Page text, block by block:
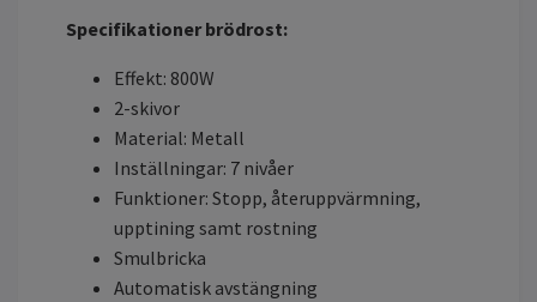
Specifikationer brödrost:
Effekt: 800W
2-skivor
Material: Metall
Inställningar: 7 nivåer
Funktioner: Stopp, återuppvärmning,
upptining samt rostning
Smulbricka
Automatisk avstängning